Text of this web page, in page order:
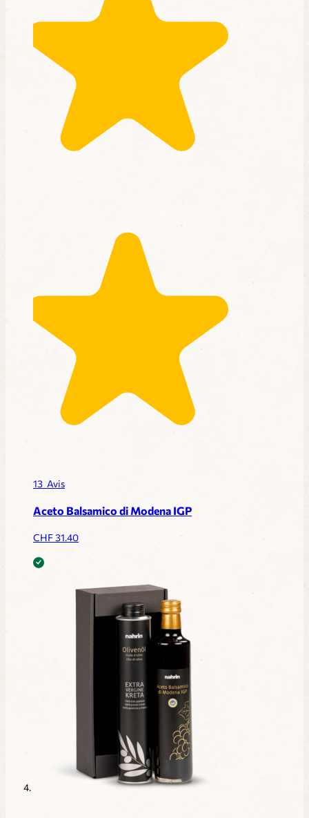
13 Avis
Aceto Balsamico di Modena IGP
CHF31.40